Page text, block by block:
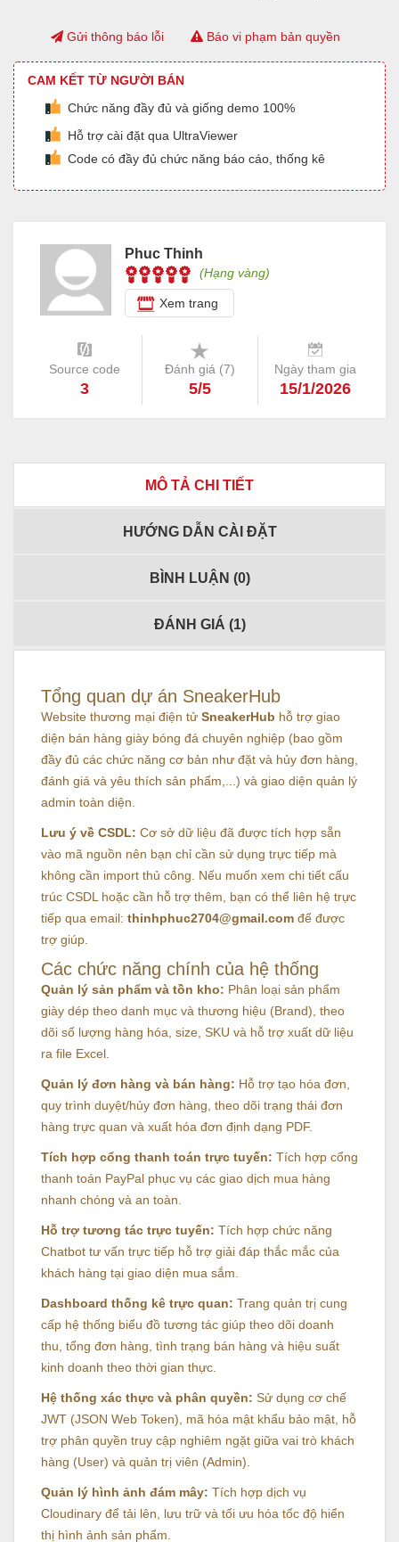
Gửi thông báo lỗi Báo vi phạm bản quyền
CAM KẾT TỪ NGƯỜI BÁN
Chức năng đầy đủ và giống demo 100%
Hỗ trợ cài đặt qua UltraViewer
Code có đầy đủ chức năng báo cáo, thống kê
Phuc Thinh
(Hạng vàng)
Xem trang
Source code
3
Đánh giá (7)
5/5
Ngày tham gia
15/1/2026
MÔ TẢ CHI TIẾT
HƯỚNG DẪN CÀI ĐẶT
BÌNH LUẬN (0)
ĐÁNH GIÁ (1)
Tổng quan dự án SneakerHub
Website thương mại điện tử SneakerHub hỗ trợ giao
diện bán hàng giày bóng đá chuyên nghiệp (bao gồm
đầy đủ các chức năng cơ bản như đặt và hủy đơn hàng,
đánh giá và yêu thích sản phẩm,...) và giao diện quản lý
admin toàn diện.
Lưu ý về CSDL: Cơ sở dữ liệu đã được tích hợp sẵn
vào mã nguồn nên bạn chỉ cần sử dụng trực tiếp mà
không cần import thủ công. Nếu muốn xem chi tiết cấu
trúc CSDL hoặc cần hỗ trợ thêm, bạn có thể liên hệ trực
tiếp qua email: thinhphuc2704@gmail.com để được
trợ giúp.
Các chức năng chính của hệ thống
Quản lý sản phẩm và tồn kho: Phân loại sản phẩm
giày dép theo danh mục và thương hiệu (Brand), theo
dõi số lượng hàng hóa, size, SKU và hỗ trợ xuất dữ liệu
ra file Excel.
Quản lý đơn hàng và bán hàng: Hỗ trợ tạo hóa đơn,
quy trình duyệt/hủy đơn hàng, theo dõi trạng thái đơn
hàng trực quan và xuất hóa đơn định dạng PDF.
Tích hợp cổng thanh toán trực tuyến: Tích hợp cổng
thanh toán PayPal phục vụ các giao dịch mua hàng
nhanh chóng và an toàn.
Hỗ trợ tương tác trực tuyến: Tích hợp chức năng
Chatbot tư vấn trực tiếp hỗ trợ giải đáp thắc mắc của
khách hàng tại giao diện mua sắm.
Dashboard thống kê trực quan: Trang quản trị cung
cấp hệ thống biểu đồ tương tác giúp theo dõi doanh
thu, tổng đơn hàng, tình trạng bán hàng và hiệu suất
kinh doanh theo thời gian thực.
Hệ thống xác thực và phân quyền: Sử dụng cơ chế
JWT (JSON Web Token), mã hóa mật khẩu bảo mật, hỗ
trợ phân quyền truy cập nghiêm ngặt giữa vai trò khách
hàng (User) và quản trị viên (Admin).
Quản lý hình ảnh đám mây: Tích hợp dịch vụ
Cloudinary để tải lên, lưu trữ và tối ưu hóa tốc độ hiển
thị hình ảnh sản phẩm.